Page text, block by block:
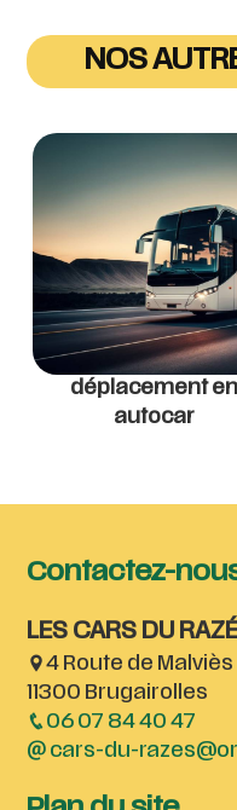
NOS
déplacement en
autocar
Contactez-
LES CARS DU
4 Route de Malviès
11300 Brugairolles
06 07 84 40 47
cars-du-